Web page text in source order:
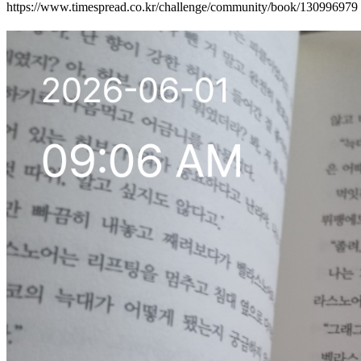
https://www.timespread.co.kr/challenge/community/book/130996979